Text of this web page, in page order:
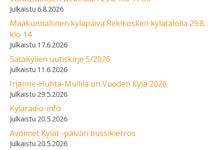
6.8.2026
Maakunnallinen kyläpäivä Rekikosken kylätalolla 29.8.
klo 14
17.6.2026
SataKylien uutiskirje 5/2026
11.6.2026
Irjanne-Huhta-Mullila on Vuoden Kylä 2026
29.5.2026
Kyläradio-info
20.5.2026
Avoimet Kylät -päivän bussikierros
20.5.2026